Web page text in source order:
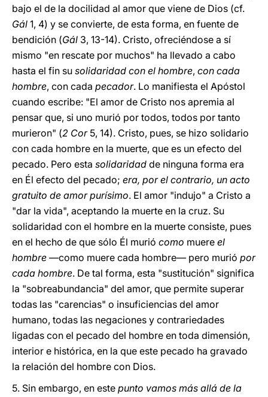
bajo el de la docilidad al amor que viene de Dios (cf.
Gál 1, 4) y se convierte, de esta forma, en fuente de
bendición (Gál 3, 13-14). Cristo, ofreciéndose a sí
mismo "en rescate por muchos" ha llevado a cabo
hasta el fin su solidaridad con el hombre, con cada
hombre, con cada pecador. Lo manifiesta el Apóstol
cuando escribe: "El amor de Cristo nos apremia al
pensar que, si uno murió por todos, todos por tanto
murieron" (2 Cor5, 14). Cristo, pues, se hizo solidario
con cada hombre en la muerte, que es un efecto del
pecado. Pero esta solidaridad de ninguna forma era
en Él efecto del pecado; era, por el contrario, un acto
gratuito de amor purísimo. El amor "indujo" a Cristo a
"dar la vida", aceptando la muerte en la cruz. Su
solidaridad con el hombre en la muerte consiste, pues
en el hecho de que sólo Él murió como muere el
hombre ―como muere cada hombre― pero murió por
cada hombre. De tal forma, esta "sustitución" significa
la "sobreabundancia" del amor, que permite superar
todas las "carencias" o insuficiencias del amor
humano, todas las negaciones y contrariedades
ligadas con el pecado del hombre en toda dimensión,
interior e histórica, en la que este pecado ha gravado
la relación del hombre con Dios.
5. Sin embargo, en este punto vamos más allá de la